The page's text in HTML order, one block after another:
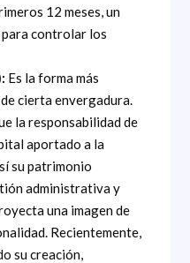
12 meses, un
controlar los
Es la forma más
cierta envergadura.
la responsabilidad de
aportado a la
su patrimonio
administrativa y
una imagen de
Recientemente,
su creación,